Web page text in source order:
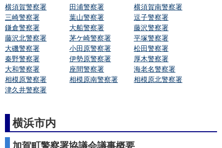
横須賀警察署 田浦警察署
横須賀南警察署
三崎警察署
葉山警察署
逗子警察署
鎌倉警察署
大船警察署
藤沢警察署
藤沢北警察署
茅ケ崎警察署
平塚警察署
大磯警察署
小田原警察署
松田警察署
秦野警察署
伊勢原警察署
厚木警察署
大和警察署
座間警察署
海老名警察署
相模原警察署
相模原南警察署
相模原北警察署
津久井警察署
横浜市内
加賀町警察署協議会議事概要